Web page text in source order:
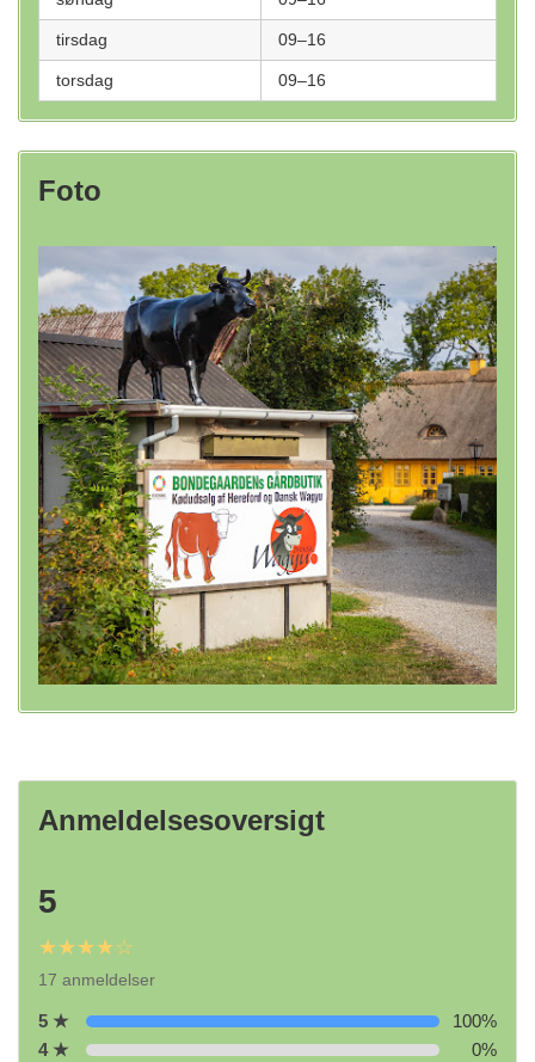
tirsdag 09–16
torsdag 09–16
Foto
Anmeldelsesoversigt
5
★★★★☆
17 anmeldelser
5 ★
100%
4 ★
0%